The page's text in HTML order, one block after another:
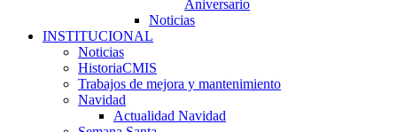
Aniversario
Noticias
INSTITUCIONAL
Noticias
HistoriaCMIS
Trabajos de mejora y mantenimiento
Navidad
Actualidad Navidad